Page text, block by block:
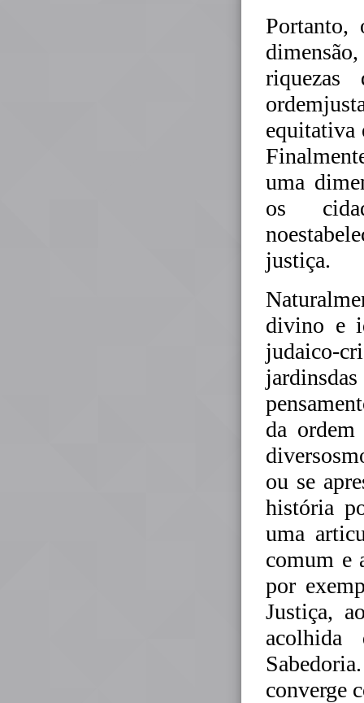
Portanto,
equitativa
uma
os
justiça.
divino e
judaico-
da
ou se
história
uma
comum e
por
Justiça,
converge